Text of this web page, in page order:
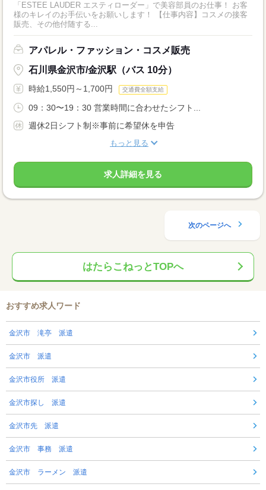
「ESTEE LAUDER エスティローダー」で美容部員のお仕事！ お客
様のキレイのお手伝いをお願いします！ 【仕事内容】コスメの接客
販売、その他付随する...
アパレル・ファッション・コスメ販売
石川県金沢市/金沢駅（バス 10分）
時給1,550円～1,700円 交通費全額支給
09：30〜19：30 営業時間に合わせたシフト...
週休2日シフト制※事前に希望休を申告
もっと見る
求人詳細を見る
次のページへ
はたらこねっとTOPへ
おすすめ求人ワード
金沢市 滝亭 派遣
金沢市 派遣
金沢市役所 派遣
金沢市探し 派遣
金沢市先 派遣
金沢市 事務 派遣
金沢市 ラーメン 派遣